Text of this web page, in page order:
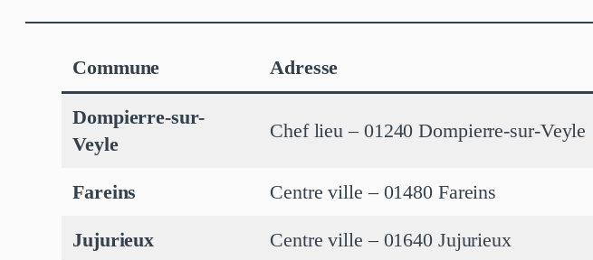
Commune Adresse
Dompierre-sur-
Veyle
Chef lieu – 01240 Dompierre-sur-Veyle
Fareins Centre ville – 01480 Fareins
Jujurieux Centre ville – 01640 Jujurieux